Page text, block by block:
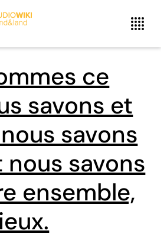
ce
savons et
savons
nous savons
ensemble,